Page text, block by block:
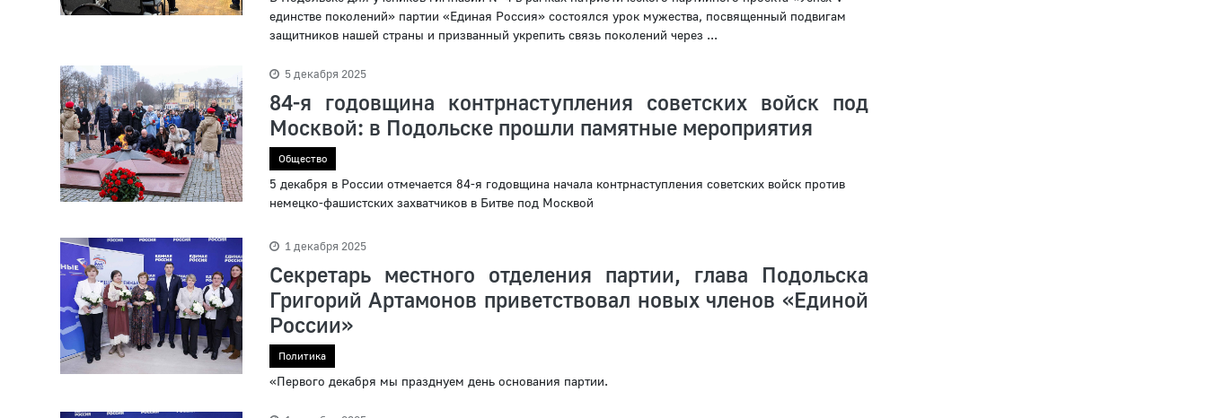
единстве поколений» партии «Единая Россия» состоялся урок мужества, посвященный подвигам
защитников нашей страны и призванный укрепить связь поколений через ...
5 декабря 2025
84‑я годовщина контрнаступления советских войск под
Москвой: в Подольске прошли памятные мероприятия
Общество
5 декабря в России отмечается 84‑я годовщина начала контрнаступления советских войск против
немецко‑фашистских захватчиков в Битве под Москвой
1 декабря 2025
Cекретарь местного отделения партии, глава Подольска
Григорий Артамонов приветствовал новых членов «Единой
России»
Политика
«Первого декабря мы празднуем день основания партии.